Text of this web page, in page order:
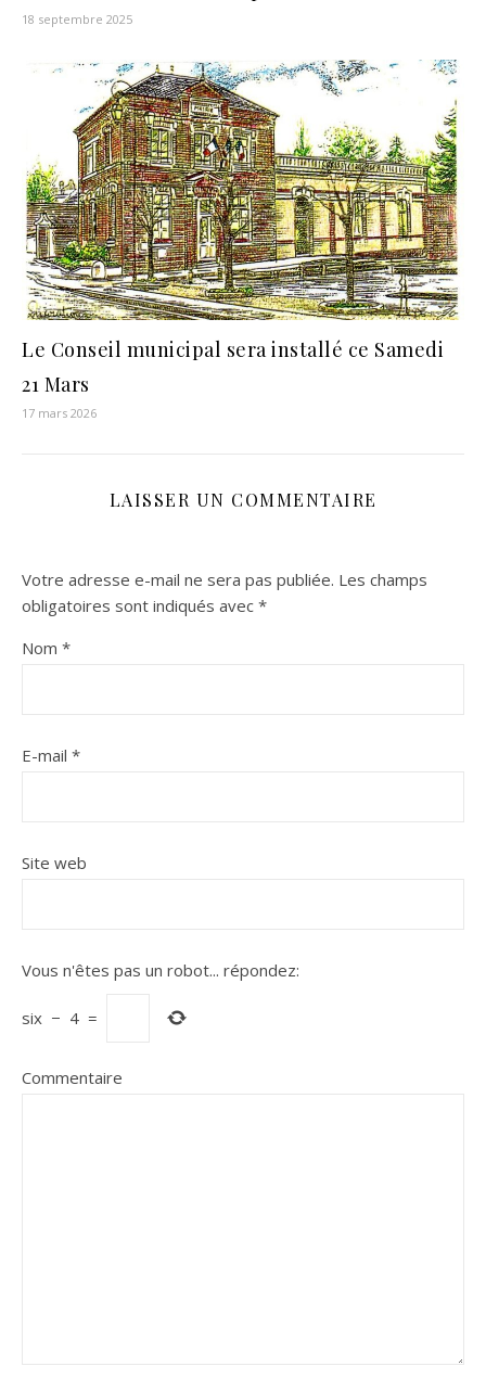
18 septembre 2025
Le Conseil municipal sera installé ce Samedi
21 Mars
17 mars 2026
LAISSER UN COMMENTAIRE
Votre adresse e-mail ne sera pas publiée. Les champs
obligatoires sont indiqués avec *
Nom *
E-mail *
Site web
Vous n'êtes pas un robot... répondez:
six − 4 =
Commentaire